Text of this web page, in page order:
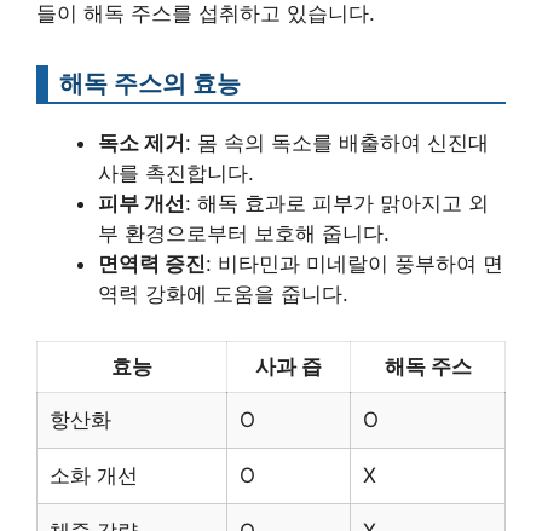
들이 해독 주스를 섭취하고 있습니다.
해독 주스의 효능
독소 제거 : 몸 속의 독소를 배출하여 신진대
사를 촉진합니다.
피부 개선: 해독 효과로 피부가 맑아지고 외
부 환경으로부터 보호해 줍니다.
면역력 증진: 비타민과 미네랄이 풍부하여 면
역력 강화에 도움을 줍니다.
효능 사과 즙 해독 주스
항산화 O O
소화 개선 O X